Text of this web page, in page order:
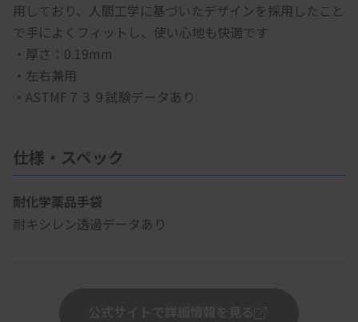
用しており、人間工学に基づいたデザインを採用したこと
で手によくフィットし、使い心地も快適です
・厚さ：0.19mm
・左右兼用
・ASTMF７３９試験データあり
仕様・スペック
耐化学薬品手袋
耐キシレン透過データあり